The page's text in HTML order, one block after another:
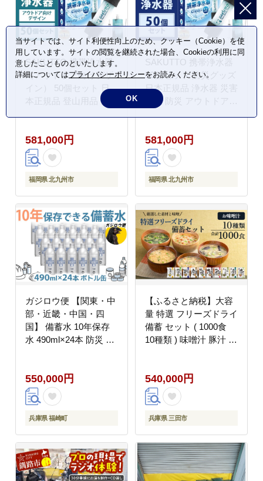
SAKUTTO 携帯浄水器
（アウトドア向けデザ
イン） 50個セット 日
本正規品 登山用品 登山
災グッズ 防災 災害対策
福岡県 北九州市
581,000円
福岡県 北九州市
SAKUTTO 携帯浄水器
50個セット 防災グッズ
日本正規品 浄水器 災害
対策 防災 アウトドア
581,000円
福岡県 北九州市
ガジロウ便 【関東・中
部・近畿・中国・四
国】 備蓄水 10年保存
水 490ml×24本 防災 備
550,000円
兵庫県 福崎町
【ふるさと納税】大容
量 特選 フリーズドライ
備蓄 セット ( 1000食
10種類 ) 味噌汁 豚汁 赤
非常食 保存食 災害 防
災 備蓄 ローリングスト
ック 非常用 備蓄用
[3d28bae190041]
540,000円
兵庫県 三田市
当サイトでは、サイト利便性向上のため、クッキー（Cookie）を使
用しています。サイトの閲覧を継続された場合、Cookieの利用に同
意したことものといたします。
詳細についてはプライバシーポリシーをお読みください。
OK